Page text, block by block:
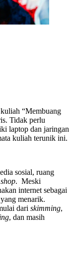
“Membuang
Tidak perlu
laptop dan jaringan
kuliah terunik ini.
sosial, ruang
. Meski
internet sebagai
menarik.
dari skimming,
, dan masih